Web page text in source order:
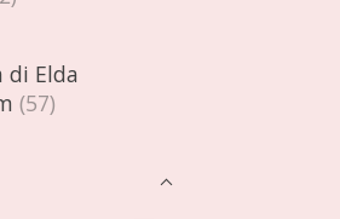
di Elda
(57)